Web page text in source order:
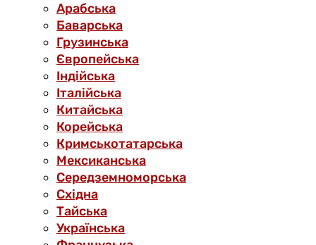
Арабська
Баварська
Грузинська
Європейська
Індійська
Італійська
Китайська
Корейська
Кримськотатарська
Мексиканська
Середземноморська
Східна
Тайська
Українська